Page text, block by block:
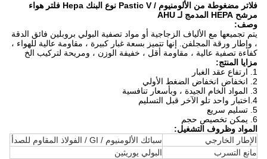
فلاتر مضغوطة من الألومنيوم / Pastic V نوع البنك Hepa فلتر هواء
مرشح HEPA المدمج لـ AHU
وصف:
يتم تجميعها مع الألياف الزجاجية أو مواد تصفية البولي بروبلين فائق الدقة
، وإطار ورقة المجلفن.
إنها تتميز بسعة غبار كبيرة ، مقاومة عالية للهواء ،
كفاءة تصفية عالية ، مقاومة أقل ، خفيفة الوزن ، ومريحة لتركيب الخ
مزايا المنتج:
1. ارتفاع عقد الغبار
2. انخفاض انخفاض الضغط الأولي
3. المواد الخام الجيدة ، وبأسعار تنافسية
4.اختبار واحد تلو الآخر قبل التسليم
5. تسليم سريع
6. يمكن تخصيص حجم
المواد وظروف التشغيل:
الإطار الخارجي
سبائك الألومنيوم / GI / الفولاذ المقاوم للصدأ
مانع التسرب
البولي يوريثين